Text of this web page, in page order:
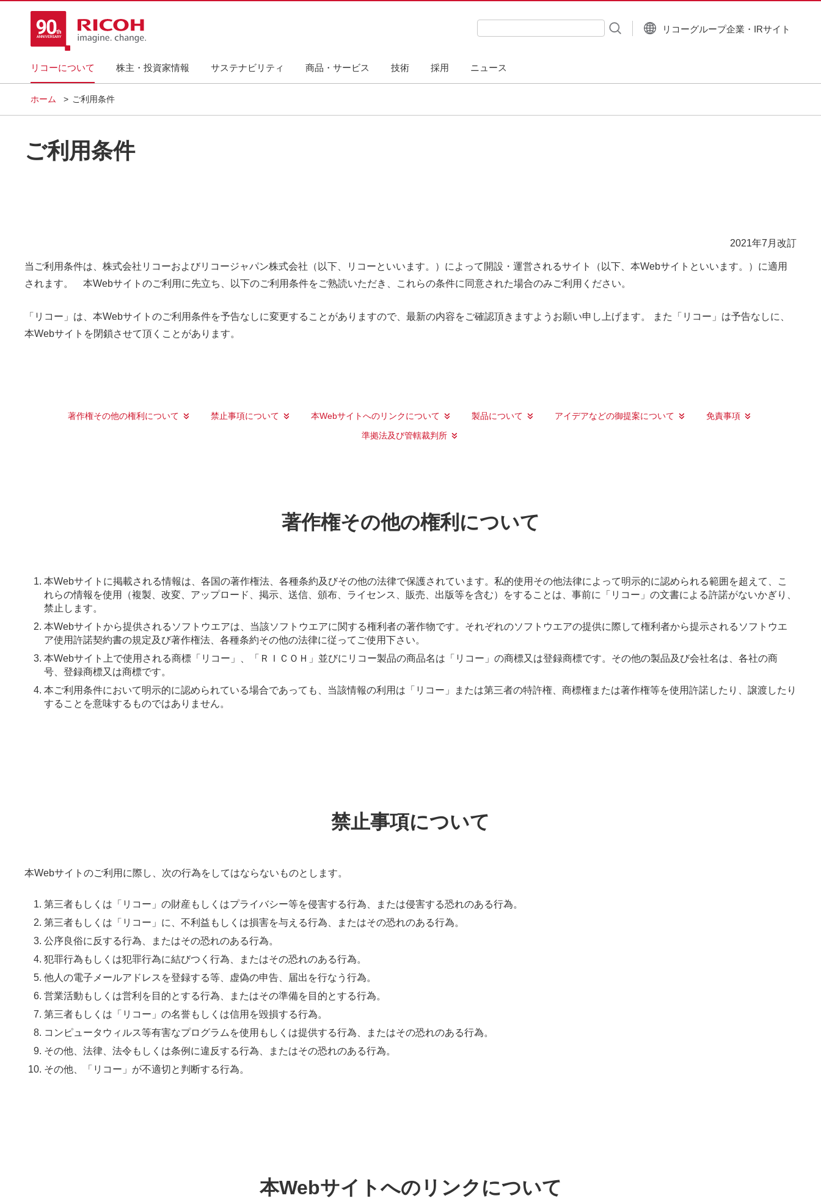
リコーについて 株主・投資家情報 サステナビリティ 商品・サービス 技術 採用 ニュース
検索キーワード入力
リコーグループ企業・IRサイト
ホーム ご利用条件
ご利用条件
2021年7月改訂
当ご利用条件は、株式会社リコーおよびリコージャパン株式会社（以下、リコーといいます。）によって開設・運営されるサイト（以下、本Webサイトといいます。）に適用
されます。 本Webサイトのご利用に先立ち、以下のご利用条件をご熟読いただき、これらの条件に同意された場合のみご利用ください。
「リコー」は、本Webサイトのご利用条件を予告なしに変更することがありますので、最新の内容をご確認頂きますようお願い申し上げます。 また「リコー」は予告なしに、
本Webサイトを閉鎖させて頂くことがあります。
著作権その他の権利について 禁止事項について 本Webサイトへのリンクについて 製品について アイデアなどの御提案について
免責事項
準拠法及び管轄裁判所
著作権その他の権利について
本Webサイトに掲載される情報は、各国の著作権法、各種条約及びその他の法律で保護されています。私的使用その他法律によって明示的に認められる範囲を超えて、こ
れらの情報を使用（複製、改変、アップロード、掲示、送信、頒布、ライセンス、販売、出版等を含む）をすることは、事前に「リコー」の文書による許諾がないかぎり、
禁止します。
本Webサイトから提供されるソフトウエアは、当該ソフトウエアに関する権利者の著作物です。それぞれのソフトウエアの提供に際して権利者から提示されるソフトウエ
ア使用許諾契約書の規定及び著作権法、各種条約その他の法律に従ってご使用下さい。
本Webサイト上で使用される商標「リコー」、「ＲＩＣＯＨ」並びにリコー製品の商品名は「リコー」の商標又は登録商標です。その他の製品及び会社名は、各社の商
号、登録商標又は商標です。
本ご利用条件において明示的に認められている場合であっても、当該情報の利用は「リコー」または第三者の特許権、商標権または著作権等を使用許諾したり、譲渡したり
することを意味するものではありません。
禁止事項について
本Webサイトのご利用に際し、次の行為をしてはならないものとします。
第三者もしくは「リコー」の財産もしくはプライバシー等を侵害する行為、または侵害する恐れのある行為。
第三者もしくは「リコー」に、不利益もしくは損害を与える行為、またはその恐れのある行為。
公序良俗に反する行為、またはその恐れのある行為。
犯罪行為もしくは犯罪行為に結びつく行為、またはその恐れのある行為。
他人の電子メールアドレスを登録する等、虚偽の申告、届出を行なう行為。
営業活動もしくは営利を目的とする行為、またはその準備を目的とする行為。
第三者もしくは「リコー」の名誉もしくは信用を毀損する行為。
コンピュータウィルス等有害なプログラムを使用もしくは提供する行為、またはその恐れのある行為。
その他、法律、法令もしくは条例に違反する行為、またはその恐れのある行為。
その他、「リコー」が不適切と判断する行為。
本Webサイトへのリンクについて